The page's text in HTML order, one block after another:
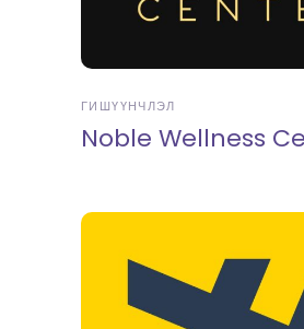
ГИШҮҮНЧЛЭЛ
Noble Wellness